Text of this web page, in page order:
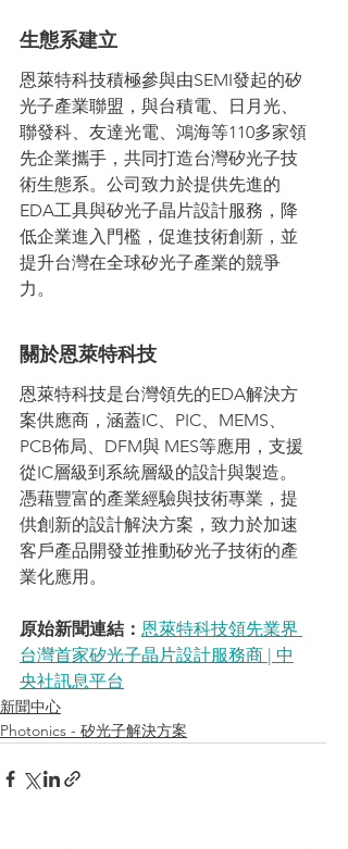
生態系建立
恩萊特科技積極參與由SEMI發起的矽
光子產業聯盟，與台積電、日月光、
聯發科、友達光電、鴻海等110多家領
先企業攜手，共同打造台灣矽光子技
術生態系。公司致力於提供先進的
EDA工具與矽光子晶片設計服務，降
低企業進入門檻，促進技術創新，並
提升台灣在全球矽光子產業的競爭
力。
關於恩萊特科技
恩萊特科技是台灣領先的EDA解決方
案供應商，涵蓋IC、PIC、MEMS、
PCB佈局、DFM與 MES等應用，支援
從IC層級到系統層級的設計與製造。
憑藉豐富的產業經驗與技術專業，提
供創新的設計解決方案，致力於加速
客戶產品開發並推動矽光子技術的產
業化應用。
原始新聞連結： 恩萊特科技領先業界
台灣首家矽光子晶片設計服務商 | 中
央社訊息平台
新聞中心
Photonics - 矽光子解決方案